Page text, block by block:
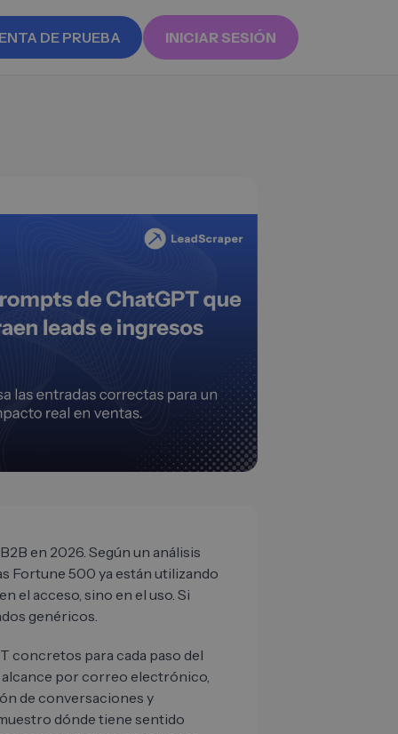
DE PRUEBA INICIAR SESIÓN
en 2026. Según un análisis
Fortune 500 ya están utilizando
el acceso, sino en el uso. Si
genéricos.
concretos para cada paso del
alcance por correo electrónico,
de conversaciones y
dónde tiene sentido